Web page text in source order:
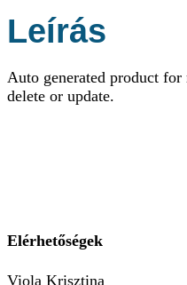
Leírás
Auto generated product
delete or update.
Elérhetőségek
Viola Krisztina